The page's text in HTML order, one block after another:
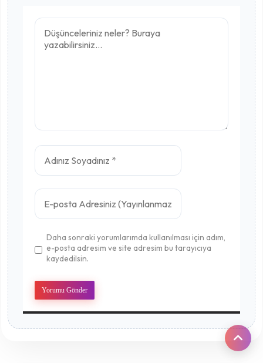
Daha sonraki yorumlarımda kullanılması için adım,
e-posta adresim ve site adresim bu tarayıcıya
kaydedilsin.